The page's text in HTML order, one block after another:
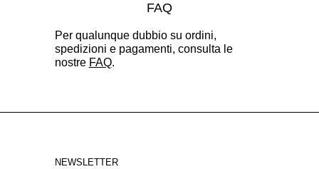
FAQ
Per qualunque dubbio su ordini,
spedizioni e pagamenti, consulta le
nostre FAQ.
NEWSLETTER